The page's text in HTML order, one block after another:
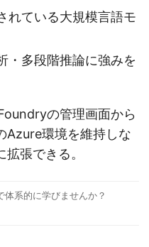
れている大規模言語モ
・多段階推論に強みを
の管理画面から
Azure環境を維持しな
張できる。
系的に学びませんか？